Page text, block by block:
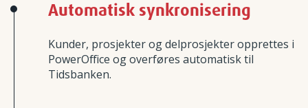
Automatisk synkronisering
Kunder, prosjekter og delprosjekter opprettes i
PowerOffice og overføres automatisk til
Tidsbanken.